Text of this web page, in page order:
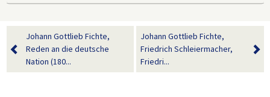
Johann Gottlieb Fichte,
Reden an die deutsche
Nation (180...
Johann Gottlieb Fichte,
Friedrich Schleiermacher,
Friedri...